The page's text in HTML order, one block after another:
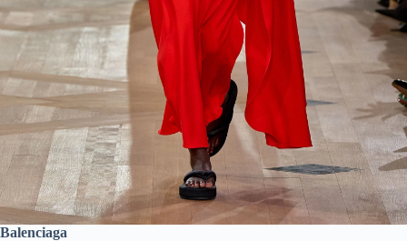
Balenciaga